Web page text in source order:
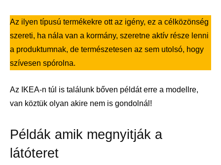
Az ilyen típusú termékekre ott az igény, ez a célközönség
szereti, ha nála van a kormány, szeretne aktív része lenni
a produktumnak, de természetesen az sem utolsó, hogy
szívesen spórolna.
Az IKEA-n túl is találunk bőven példát erre a modellre,
van köztük olyan akire nem is gondolnál!
Példák amik megnyitják a
látóteret